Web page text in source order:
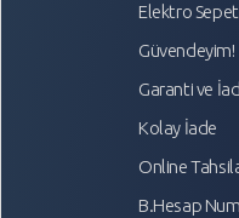
Elektro
Güvendeyim!
Garanti ve
Kolay İade
Online
B.Hesap